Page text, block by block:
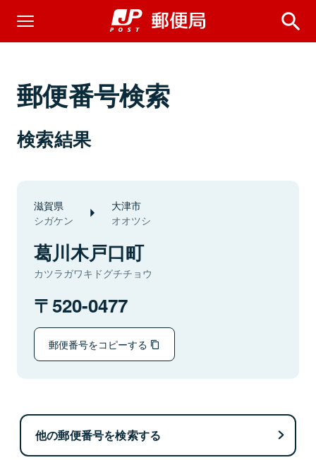
郵便番号検索
検索結果
滋賀県
シガケン
大津市
オオツシ
葛川木戸口町
カツラガワキドグチチョウ
520-0477
郵便番号をコピーする
他の郵便番号を検索する